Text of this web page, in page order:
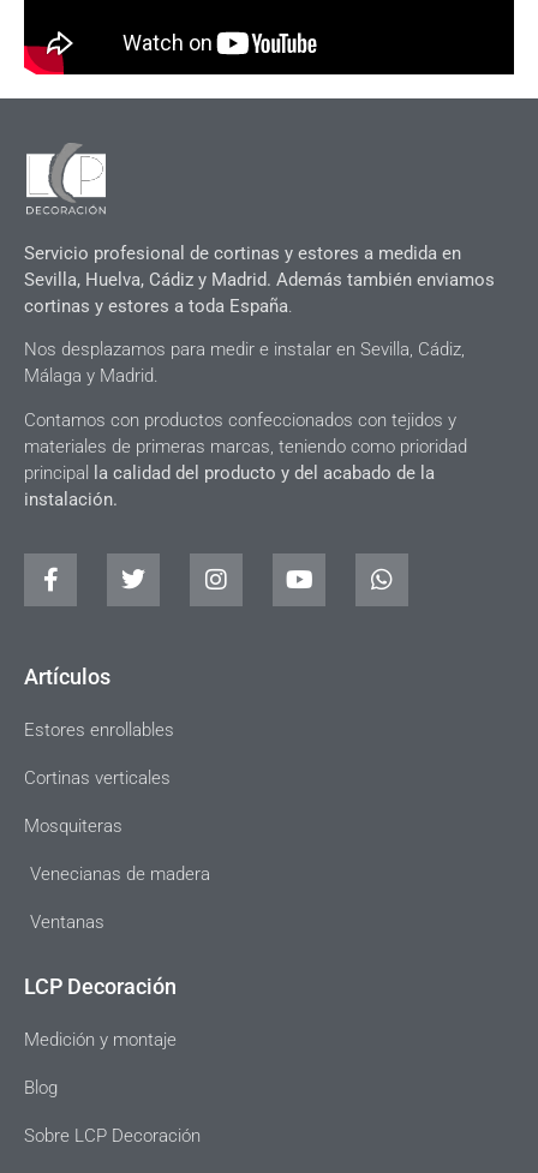
Servicio profesional de cortinas y estores a medida en
Sevilla, Huelva, Cádiz y Madrid. Además también enviamos
cortinas y estores a toda España.
Nos desplazamos para medir e instalar en Sevilla, Cádiz,
Málaga y Madrid.
Contamos con productos confeccionados con tejidos y
materiales de primeras marcas, teniendo como prioridad
principal
la calidad del producto y del acabado de la
instalación.
Artículos
Estores enrollables
Cortinas verticales
Mosquiteras
Venecianas de madera
Ventanas
LCP Decoración
Medición y montaje
Blog
Sobre LCP Decoración